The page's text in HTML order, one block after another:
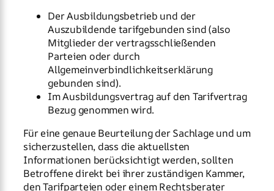
Der Ausbildungsbetrieb und der
Auszubildende tarifgebunden sind (also
Mitglieder der vertragsschließenden
Parteien oder durch
Allgemeinverbindlichkeitserklärung
gebunden sind).
Im Ausbildungsvertrag auf den Tarifvertrag
Bezug genommen wird.
Für eine genaue Beurteilung der Sachlage und um
sicherzustellen, dass die aktuellsten
Informationen berücksichtigt werden, sollten
Betroffene direkt bei ihrer zuständigen Kammer,
den Tarifparteien oder einem Rechtsberater